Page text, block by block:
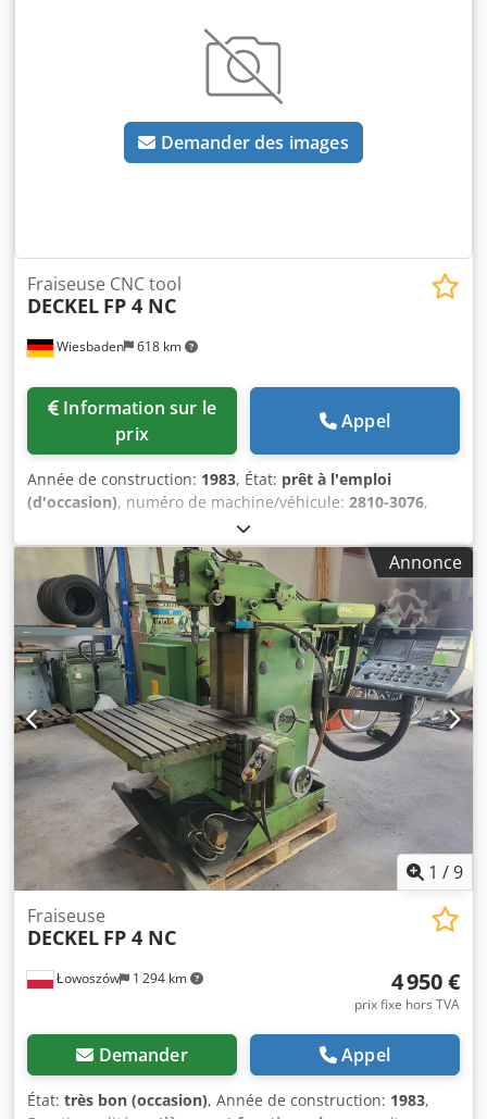
horizontale : 31,5 - 1600 tr/min Poids de la machine : 2000
kg Avances (axes X, Y, Z) : 18 paliers, 10 - 500 mm/min
Accessoires : Tête de fraisage avec mandrin Cjdpfx Asihp U
Depnoha Table : 1000 x 470 mm
Demander des images
Wiesbaden 618 km
Fraiseuse CNC tool
DECKEL FP 4 NC
prix
Appel
Année de construction: 1983, État: prêt à l'emploi
(d'occasion), numéro de machine/véhicule: 2810-3076,
Surface de montage sur table : Course en X : 560 mm
Course en Y : 450 mm Course en Z : 450 mm Cedefnry
Hepfx Apnjha Course de la broche : 80 mm Interface de
broche : SK 40 Vitesses de broche : 40 - 4000 tr/min
Avances réglables par paliers : 2 - 2000 mm/min Vitesse de
déplacement rapide : 4 m/min Encombrement : 2000 x
2150 x 2030 mm Poids : 2720 kg
Annonce
1 /9
Łowoszów 1 294 km
Fraiseuse
DECKEL FP 4 NC
4 950 €
prix fixe hors TVA
Demander Appel
État: très bon (occasion), Année de construction: 1983,